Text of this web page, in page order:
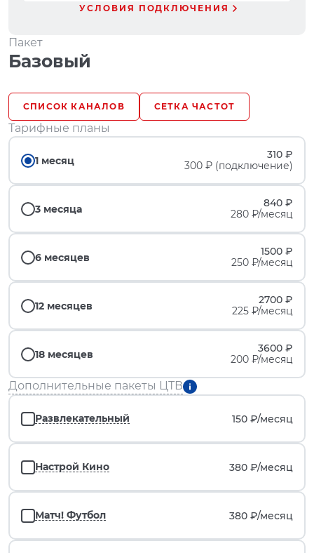
УСЛОВИЯ ПОДКЛЮЧЕНИЯ
Пакет
Базовый
СПИСОК КАНАЛОВ СЕТКА ЧАСТОТ
Тарифные планы
1 месяц
310 ₽
300 ₽ (подключение)
3 месяца
840 ₽
280 ₽/месяц
6 месяцев
1500 ₽
250 ₽/месяц
12 месяцев
2700 ₽
225 ₽/месяц
18 месяцев
3600 ₽
200 ₽/месяц
Дополнительные пакеты ЦТВ
Развлекательный 150 ₽/месяц
Настрой Кино 380 ₽/месяц
Матч! Футбол 380 ₽/месяц